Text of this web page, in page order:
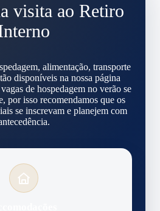
visita ao Retiro
alimentação, transporte
disponíveis na nossa página
de hospedagem no verão se
por isso recomendamos que os
se inscrevam e planejem com